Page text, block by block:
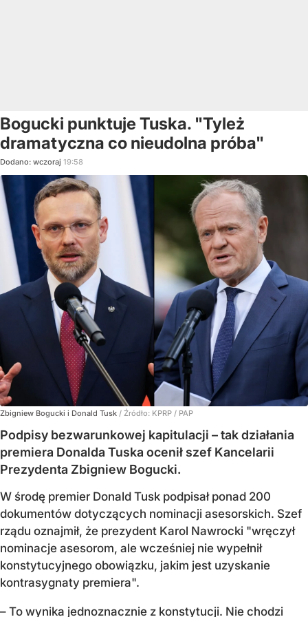
Bogucki punktuje Tuska. "Tyleż
dramatyczna co nieudolna próba"
Dodano: wczoraj 19:58
Zbigniew Bogucki i Donald Tusk / Źródło: KPRP / PAP
Podpisy bezwarunkowej kapitulacji – tak działania
premiera Donalda Tuska ocenił szef Kancelarii
Prezydenta Zbigniew Bogucki.
W środę premier Donald Tusk podpisał ponad 200
dokumentów dotyczących nominacji asesorskich. Szef
rządu oznajmił, że prezydent Karol Nawrocki "wręczył
nominacje asesorom, ale wcześniej nie wypełnił
konstytucyjnego obowiązku, jakim jest uzyskanie
kontrasygnaty premiera".
– To wynika jednoznacznie z konstytucji. Nie chodzi